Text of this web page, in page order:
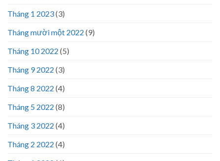
Tháng 1 2023(3)
Tháng mười một 2022 (9)
Tháng 10 2022 (5)
Tháng 9 2022 (3)
Tháng 8 2022 (4)
Tháng 5 2022 (8)
Tháng 3 2022 (4)
Tháng 2 2022 (4)